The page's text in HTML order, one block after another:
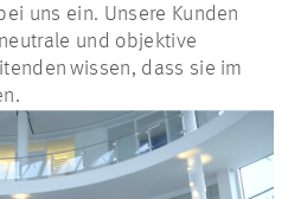
uns ein. Unsere Kunden
und objektive
wissen, dass sie im